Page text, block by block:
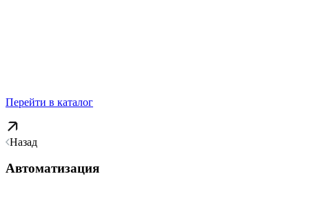
Перейти в каталог
Назад
Автоматизация